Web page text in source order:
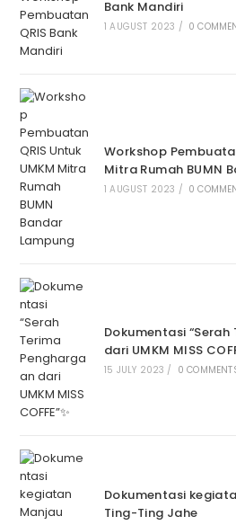
Bank Mandiri
1 AUGUST 2023 / 0
Workshop
Mitra Rumah BUMN
1 AUGUST 2023 / 0
Dokumentasi
dari UMKM MISS
15 JULY 2023 / 0
Dokumentasi
Ting-Ting Jahe